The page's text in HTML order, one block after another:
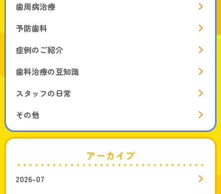
歯周病治療
予防歯科
症例のご紹介
歯科治療の豆知識
スタッフの日常
その他
アーカイブ
2026-07